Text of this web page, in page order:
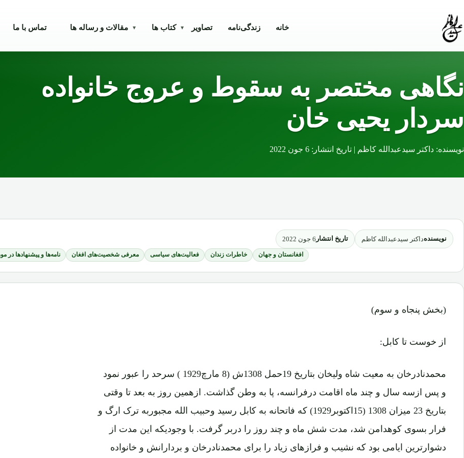
خانه زندگی‌نامه تصاویر کتاب ها مقالات و رساله ها تماس با ما
نگاهی مختصر به سقوط و عروج خانواده
سردار یحیی خان
نویسنده: داکتر سیدعبدالله کاظم | تاریخ انتشار: 6 جون 2022
نویسنده داکتر سیدعبدالله کاظم تاریخ انتشار 6 جون 2022
افغانستان و جهان خاطرات زندان فعالیت‌های سیاسی معرفی شخصیت‌های افغان نامه‌ها و پیشنهادها در
(بخش پنجاه و سوم)
از خوست تا کابل:
محمدنادرخان به معیت شاه ولیخان بتاریخ 19حمل 1308ش (8 مارچ1929 ) سرحد را عبور نمود
و پس ازسه سال و چند ماه اقامت درفرانسه، پا به وطن گذاشت. ازهمین روز به بعد تا وقتی
بتاریخ 23 میزان 1308 (15اکتوبر1929) که فاتحانه به کابل رسید وحبیب الله مجبوربه ترک ارگ و
فرار بسوی کوهدامن شد، مدت شش ماه و چند روز را دربر گرفت. با وجودیکه این مدت از
دشوارترین ایامی بود که نشیب و فرازهای زیاد را برای محمدنادرخان و بردارانش و خانواده